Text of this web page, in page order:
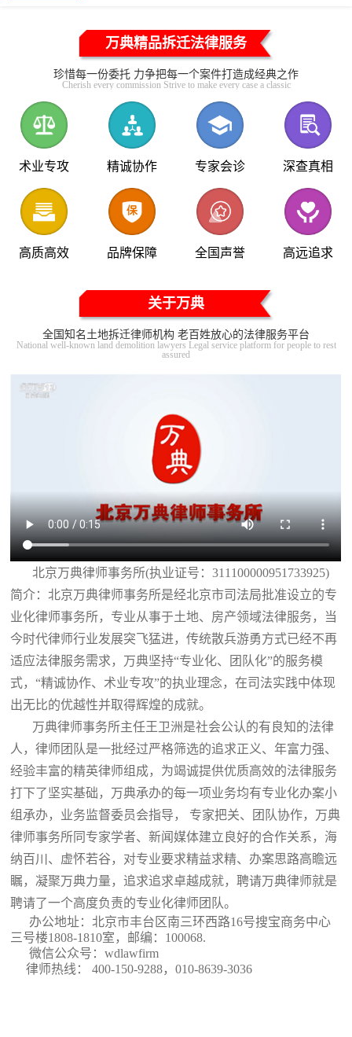
万典精品拆迁法律服务
珍惜每一份委托 力争把每一个案件打造成经典之作
Cherish every commission Strive to make every case a classic
术业专攻 精诚协作 专家会诊 深查真相
高质高效 品牌保障 全国声誉 高远追求
关于万典
全国知名土地拆迁律师机构 老百姓放心的法律服务平台
National well-known land demolition lawyers Legal service platform for people to rest
assured
北京万典律师事务所(执业证号：311100000951733925)
简介：北京万典律师事务所是经北京市司法局批准设立的专
业化律师事务所，专业从事于土地、房产领域法律服务，当
今时代律师行业发展突飞猛进，传统散兵游勇方式已经不再
适应法律服务需求，万典坚持“专业化、团队化”的服务模
式，“精诚协作、术业专攻”的执业理念，在司法实践中体现
出无比的优越性并取得辉煌的成就。
万典律师事务所主任王卫洲是社会公认的有良知的法律
人，律师团队是一批经过严格筛选的追求正义、年富力强、
经验丰富的精英律师组成，为竭诚提供优质高效的法律服务
打下了坚实基础，万典承办的每一项业务均有专业化办案小
组承办，业务监督委员会指导， 专家把关、团队协作，万典
律师事务所同专家学者、新闻媒体建立良好的合作关系，海
纳百川、虚怀若谷，对专业要求精益求精、办案思路高瞻远
瞩，凝聚万典力量，追求追求卓越成就，聘请万典律师就是
聘请了一个高度负责的专业化律师团队。
办公地址：北京市丰台区南三环西路16号搜宝商务中心
三号楼1808-1810室 ，邮编：100068.
微信公众号：wdlawfirm
律师热线： 400-150-9288，010-8639-3036